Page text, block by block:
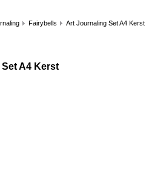
Fairybells Art Journaling Set A4 Kerst
A4 Kerst